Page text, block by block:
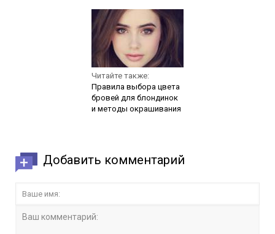
Читайте также:
Правила выбора цвета
бровей для блондинок
и методы окрашивания
Добавить комментарий